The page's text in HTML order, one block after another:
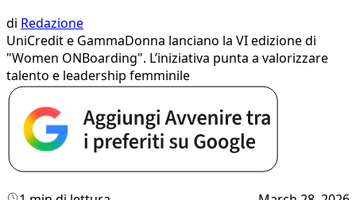
di Redazione
UniCredit e GammaDonna lanciano la VI edizione di
"Women ONBoarding". L’iniziativa punta a valorizzare
talento e leadership femminile